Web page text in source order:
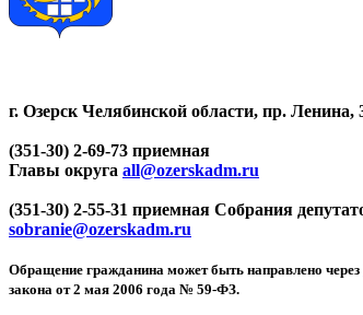
г. Озерск Челябинской области, пр. Ленина,
(351-30) 2-69-73 приемная
Главы округа all@ozerskadm.ru
(351-30) 2-55-31 приемная Собрания
sobranie@ozerskadm.ru
Обращение гражданина может быть направлено через
закона от 2 мая 2006 года № 59-ФЗ.